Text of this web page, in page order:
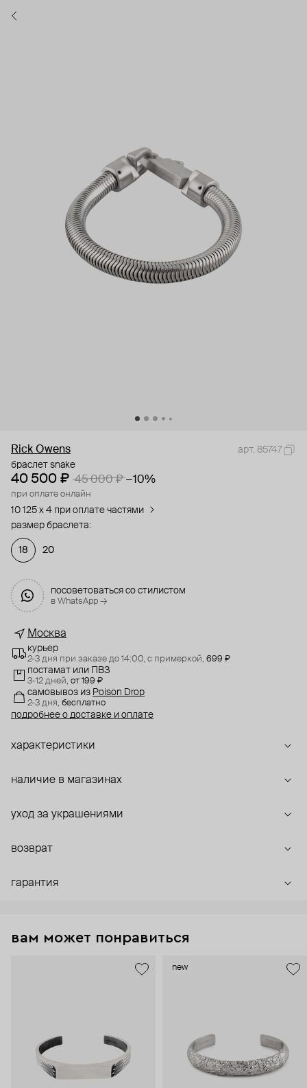
Rick Owens
арт. 85747
браслет snake
40 500 ₽ 45 000 ₽ −10%
при оплате онлайн
10 125 x 4 при оплате частями
размер браслета:
18 20
посоветоваться со стилистом
в WhatsApp →
Москва
курьер
2-3 дня при заказе до 14:00, с примеркой, 699 ₽
постамат или ПВЗ
3-12 дней, от 199 ₽
самовывоз из Poison Drop
2-3 дня, бесплатно
подробнее о доставке и оплате
характеристики
наличие в магазинах
уход за украшениями
возврат
гарантия
вам может понравиться
new